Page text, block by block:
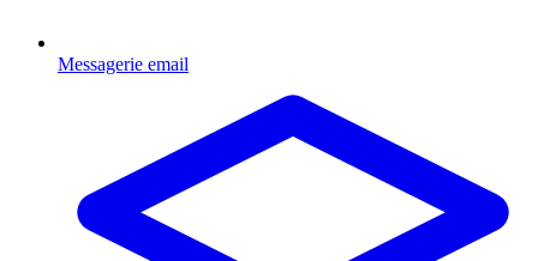
Messagerie email